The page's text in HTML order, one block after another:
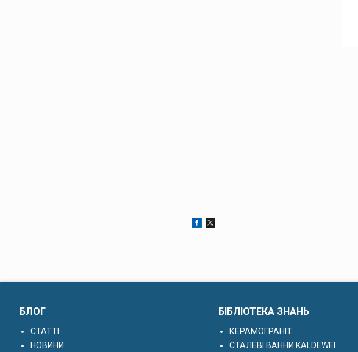
БЛОГ
СТАТТІ
НОВИНИ
БІБЛІОТЕКА ЗНАНЬ
КЕРАМОГРАНІТ
СТАЛЕВІ ВАННИ KALDEWEI